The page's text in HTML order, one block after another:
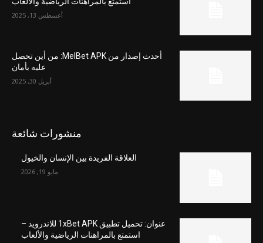
أغسطس 13, 2025
أحدث إصدار من MelBet APK: من أين تحصل
عليه بأمان
أبريل 30, 2025
منشورات شائعة
العلاقة الفريدة بين الإنسان والخيول
مايو 19, 2026
عنوان: تحميل تطبيق 1xBet APK للاندرويد –
استمتع بالمراهنات الرياضية والألعاب